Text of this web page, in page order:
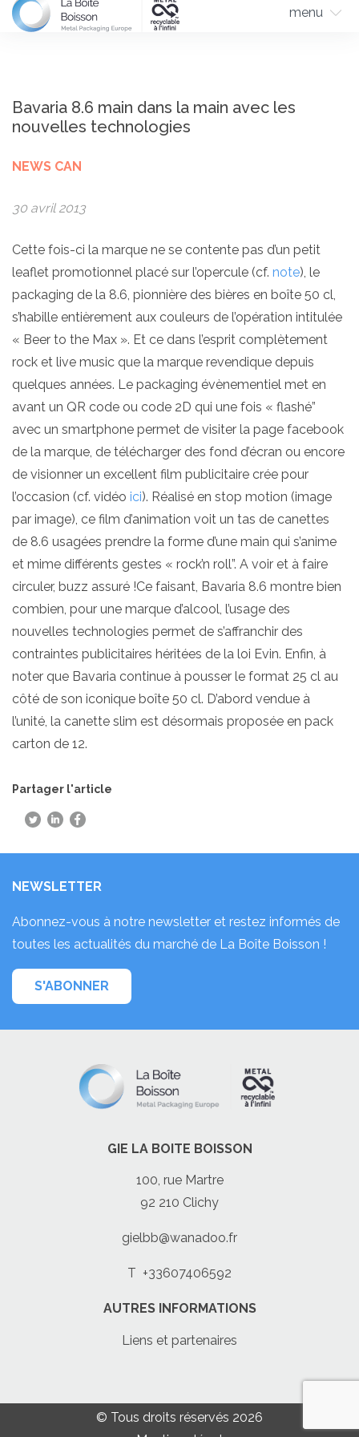
menu
Bavaria 8.6 main dans la main avec les
nouvelles technologies
NEWS CAN
30 avril 2013
Cette fois-ci la marque ne se contente pas d’un petit
leaflet promotionnel placé sur l’opercule (cf. note), le
packaging de la 8.6, pionnière des bières en boîte 50 cl,
s’habille entièrement aux couleurs de l’opération intitulée
« Beer to the Max ». Et ce dans l’esprit complètement
rock et live music que la marque revendique depuis
quelques années. Le packaging évènementiel met en
avant un QR code ou code 2D qui une fois « flashé”
avec un smartphone permet de visiter la page facebook
de la marque, de télécharger des fond d’écran ou encore
de visionner un excellent film publicitaire crée pour
l’occasion (cf. vidéo ici). Réalisé en stop motion (image
par image), ce film d’animation voit un tas de canettes
de 8.6 usagées prendre la forme d’une main qui s’anime
et mime différents gestes « rock’n roll”. A voir et à faire
circuler, buzz assuré !Ce faisant, Bavaria 8.6 montre bien
combien, pour une marque d’alcool, l’usage des
nouvelles technologies permet de s’affranchir des
contraintes publicitaires héritées de la loi Evin. Enfin, à
noter que Bavaria continue à pousser le format 25 cl au
côté de son iconique boîte 50 cl. D’abord vendue à
l’unité, la canette slim est désormais proposée en pack
carton de 12.
Partager l'article
NEWSLETTER
Abonnez-vous à notre newsletter et restez informés de
toutes les actualités du marché de La Boîte Boisson !
S'ABONNER
GIE LA BOITE BOISSON
100, rue Martre
92 210 Clichy
gielbb@wanadoo.fr
T +33607406592
AUTRES INFORMATIONS
Liens et partenaires
© Tous droits réservés 2026